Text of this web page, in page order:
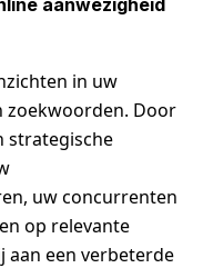
in uw
zoekwoorden. Door
strategische
uw concurrenten
op relevante
aan een verbeterde